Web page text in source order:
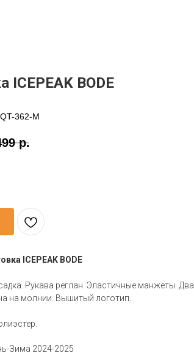
ICEPEAK BODE
362-M
р.
ICEPEAK BODE
Рукава реглан. Эластичные манжеты. Два
на молнии. Вышитый логотип.
Зима 2024-2025